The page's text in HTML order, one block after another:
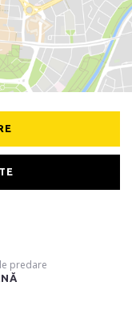
predare